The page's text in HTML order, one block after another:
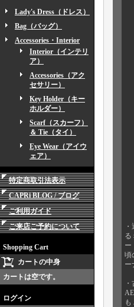
Lady's Dress（ドレス）
Bag（バッグ）
Accessories・Interior
Interior（インテリ
ア）
Accessories（アク
セサリー）
Key Holder（キー
ホルダー）
Scarf（スカーフ）
＆ Tie（タイ）
Eye Wear（アイウ
ェア）
特定商取引法表示
CAPRi BLOG / ブログ
ご利用ガイド
ご来店ご予約について
Shopping Cart
カートの中身
カートは空です。
ログイン
る
ー
頃
ー
も